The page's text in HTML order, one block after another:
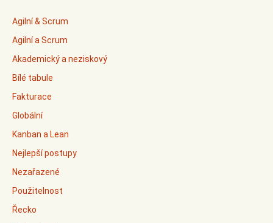
Agilní & Scrum
Agilní a Scrum
Akademický a neziskový
Bílé tabule
Fakturace
Globální
Kanban a Lean
Nejlepší postupy
Nezařazené
Použitelnost
Řecko